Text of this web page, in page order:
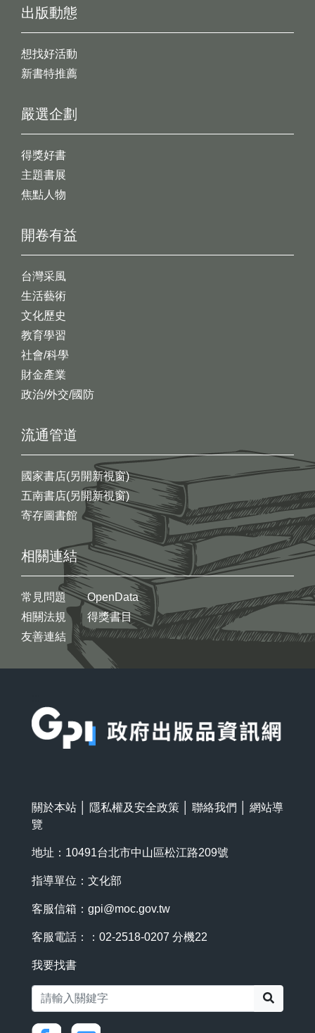
出版動態
想找好活動
新書特推薦
開卷有益
台灣采風
生活藝術
文化歷史
教育學習
社會/科學
財金產業
政治/外交/國防
嚴選企劃
得獎好書
主題書展
焦點人物
流通管道
國家書店(另開新視窗)
五南書店(另開新視窗)
寄存圖書館
相關連結
常見問題
相關法規
友善連結
OpenData
得獎書目
關於本站 隱私權及安全政策 聯絡我們
網站導
覽
地址：10491台北市中山區松江路209號
指導單位：文化部
客服信箱： gpi@moc.gov.tw
客服電話：：02-2518-0207 分機22
我要找書